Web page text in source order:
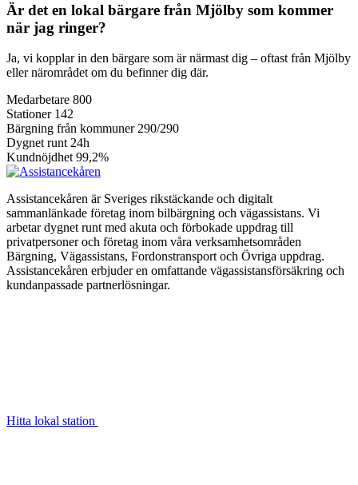
Är det en lokal bärgare från Mjölby som kommer
när jag ringer?
Ja, vi kopplar in den bärgare som är närmast dig – oftast från Mjölby
eller närområdet om du befinner dig där.
Medarbetare 800
Stationer 142
Bärgning från kommuner 290/290
Dygnet runt 24h
Kundnöjdhet 99,2%
Assistancekåren är Sveriges rikstäckande och digitalt
sammanlänkade företag inom bilbärgning och vägassistans. Vi
arbetar dygnet runt med akuta och förbokade uppdrag till
privatpersoner och företag inom våra verksamhetsområden
Bärgning, Vägassistans, Fordonstransport och Övriga uppdrag.
Assistancekåren erbjuder en omfattande vägassistansförsäkring och
kundanpassade partnerlösningar.
Hitta lokal station